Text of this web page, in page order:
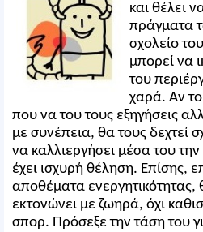
και θέλει
πράγματα
σχολείο
μπορεί να
του
χαρά. Αν
που να του τους εξηγήσεις
με συνέπεια, θα τους δεχτεί
να καλλιεργήσει μέσα του την
έχει ισχυρή θέληση. Επίσης,
αποθέματα ενεργητικότητας,
εκτονώνει με ζωηρά, όχι
σπορ. Πρόσεξε την τάση του